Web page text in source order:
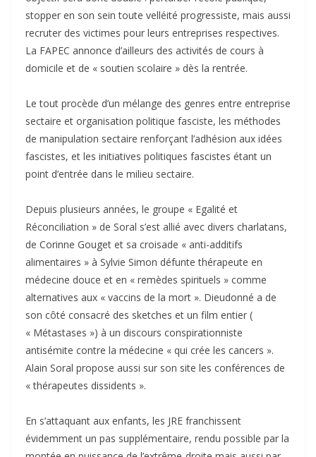
stopper en son sein toute velléité progressiste, mais aussi
recruter des victimes pour leurs entreprises respectives.
La FAPEC annonce d’ailleurs des activités de cours à
domicile et de « soutien scolaire » dès la rentrée.
Le tout procède d’un mélange des genres entre entreprise
sectaire et organisation politique fasciste, les méthodes
de manipulation sectaire renforçant l’adhésion aux idées
fascistes, et les initiatives politiques fascistes étant un
point d’entrée dans le milieu sectaire.
Depuis plusieurs années, le groupe « Egalité et
Réconciliation » de Soral s’est allié avec divers charlatans,
de Corinne Gouget et sa croisade « anti-additifs
alimentaires » à Sylvie Simon défunte thérapeute en
médecine douce et en « remèdes spirituels » comme
alternatives aux « vaccins de la mort ». Dieudonné a de
son côté consacré des sketches et un film entier (
« Métastases ») à un discours conspirationniste
antisémite contre la médecine « qui crée les cancers ».
Alain Soral propose aussi sur son site les conférences de
« thérapeutes dissidents ».
En s’attaquant aux enfants, les JRE franchissent
évidemment un pas supplémentaire, rendu possible par la